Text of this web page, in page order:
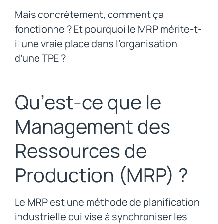
Mais concrètement, comment ça
fonctionne ? Et pourquoi le MRP mérite-t-
il une vraie place dans l’organisation
d’une TPE ?
Qu’est-ce que le
Management des
Ressources de
Production (MRP) ?
Le MRP est une méthode de planification
industrielle qui vise à synchroniser les